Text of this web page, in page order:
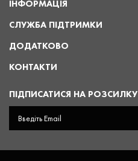
ІНФОРМАЦІЯ
СЛУЖБА ПІДТРИМКИ
ДОДАТКОВО
КОНТАКТИ
ПІДПИСАТИСЯ НА РОЗСИЛКУ